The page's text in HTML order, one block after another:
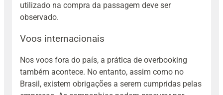
utilizado na compra da passagem deve ser
observado.
Voos internacionais
Nos voos fora do país, a prática de overbooking
também acontece. No entanto, assim como no
Brasil, existem obrigações a serem cumpridas pelas